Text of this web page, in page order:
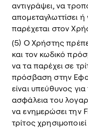
αντιγράψει, να
απομεταγλωττίσει ή
παρέχεται στον
(5) Ο Χρήστης
και τον κωδικό
να τα παρέχει σε
πρόσβαση στην
είναι υπεύθυνος
ασφάλεια του
να ενημερώσει την
τρίτος